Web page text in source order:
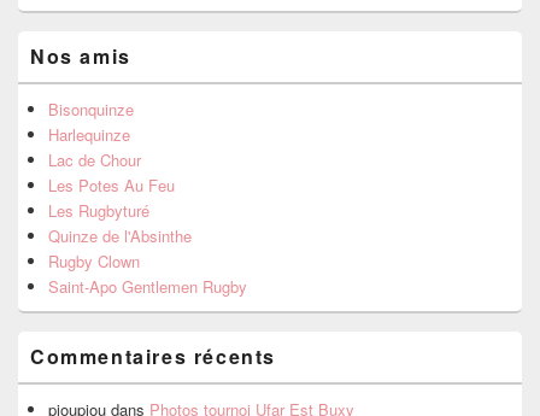
Nos amis
Bisonquinze
Harlequinze
Lac de Chour
Les Potes Au Feu
Les Rugbyturé
Quinze de l'Absinthe
Rugby Clown
Saint-Apo Gentlemen Rugby
Commentaires récents
pioupiou dans Photos tournoi Ufar Est Buxy